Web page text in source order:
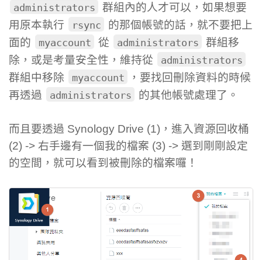
administrators
群組內的人才可以，如果想要
用原本執行
rsync
的那個帳號的話，就不要把上
面的
myaccount 從 administrators
群組移
除，或是考量安全性，維持從
administrators
群組中移除 myaccount
，要找回刪除資料的時候
再透過
administrators 的其他帳號處理了。
而且要透過 Synology Drive (1)，進入資源回收桶
(2) -> 右手邊有一個我的檔案 (3) -> 選到剛剛設定
的空間，就可以看到被刪除的檔案囉！